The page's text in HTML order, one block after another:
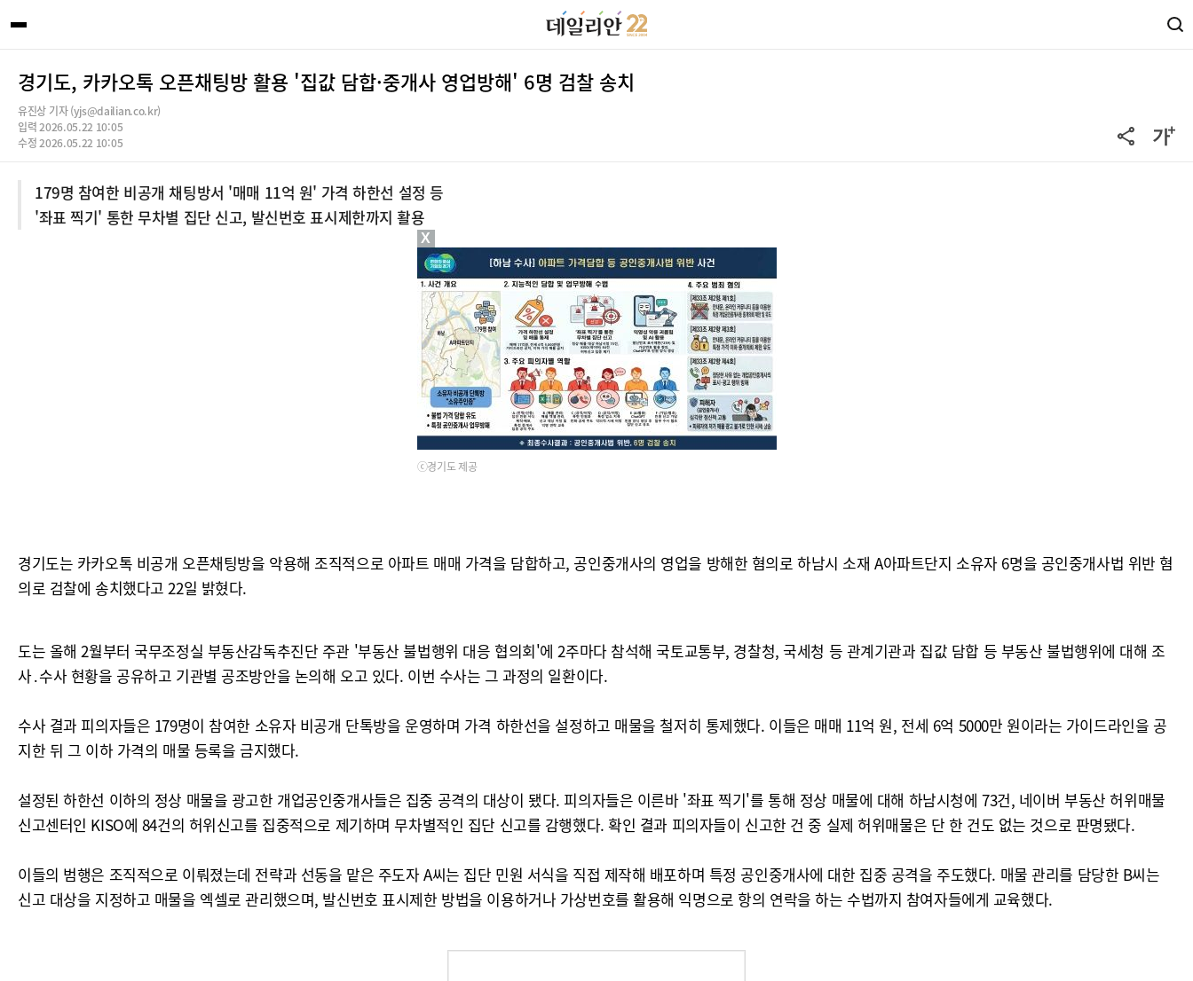
경기도, 카카오톡 오픈채팅방 활용 '집값 담합·중개사 영업방해' 6명 검찰 송치
유진상 기자 (yjs@dailian.co.kr)
입력 2026.05.22 10:05
수정 2026.05.22 10:05
179명 참여한 비공개 채팅방서 '매매 11억 원' 가격 하한선 설정 등
'좌표 찍기' 통한 무차별 집단 신고, 발신번호 표시제한까지 활용
ⓒ경기도 제공
경기도는 카카오톡 비공개 오픈채팅방을 악용해 조직적으로 아파트 매매 가격을 담합하고, 공인중개사의 영업을 방해한 혐의로 하남시 소재 A아파트단지 소유자 6명을 공인중개사법 위반 혐
의로 검찰에 송치했다고 22일 밝혔다.
도는 올해 2월부터 국무조정실 부동산감독추진단 주관 '부동산 불법행위 대응 협의회'에 2주마다 참석해 국토교통부, 경찰청, 국세청 등 관계기관과 집값 담합 등 부동산 불법행위에 대해 조
사․수사 현황을 공유하고 기관별 공조방안을 논의해 오고 있다. 이번 수사는 그 과정의 일환이다.
수사 결과 피의자들은 179명이 참여한 소유자 비공개 단톡방을 운영하며 가격 하한선을 설정하고 매물을 철저히 통제했다. 이들은 매매 11억 원, 전세 6억 5000만 원이라는 가이드라인을 공
지한 뒤 그 이하 가격의 매물 등록을 금지했다.
설정된 하한선 이하의 정상 매물을 광고한 개업공인중개사들은 집중 공격의 대상이 됐다. 피의자들은 이른바 '좌표 찍기'를 통해 정상 매물에 대해 하남시청에 73건, 네이버 부동산 허위매물
신고센터인 KISO에 84건의 허위신고를 집중적으로 제기하며 무차별적인 집단 신고를 감행했다. 확인 결과 피의자들이 신고한 건 중 실제 허위매물은 단 한 건도 없는 것으로 판명됐다.
이들의 범행은 조직적으로 이뤄졌는데 전략과 선동을 맡은 주도자 A씨는 집단 민원 서식을 직접 제작해 배포하며 특정 공인중개사에 대한 집중 공격을 주도했다. 매물 관리를 담당한 B씨는
신고 대상을 지정하고 매물을 엑셀로 관리했으며, 발신번호 표시제한 방법을 이용하거나 가상번호를 활용해 익명으로 항의 연락을 하는 수법까지 참여자들에게 교육했다.
X